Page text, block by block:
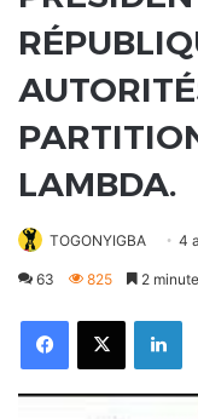
LAMBDA.
TOGONYIGBA 4
63 825 2
FacebookX